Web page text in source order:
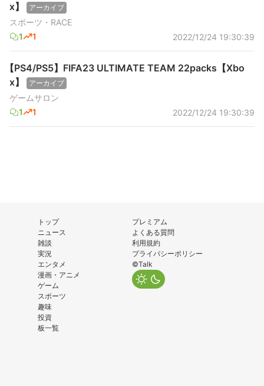
x】
アーカイブ
スポーツ・RACE
1
1 2022/12/24 19:30:39
【PS4/PS5】FIFA23 ULTIMATE TEAM 22packs【Xbo
x】
アーカイブ
ゲームサロン
1
1 2022/12/24 19:30:39
トップ
ニュース
雑談
実況
エンタメ
漫画・アニメ
ゲーム
スポーツ
趣味
投資
板一覧
プレミアム
よくある質問
利用規約
プライバシーポリシー
©Talk